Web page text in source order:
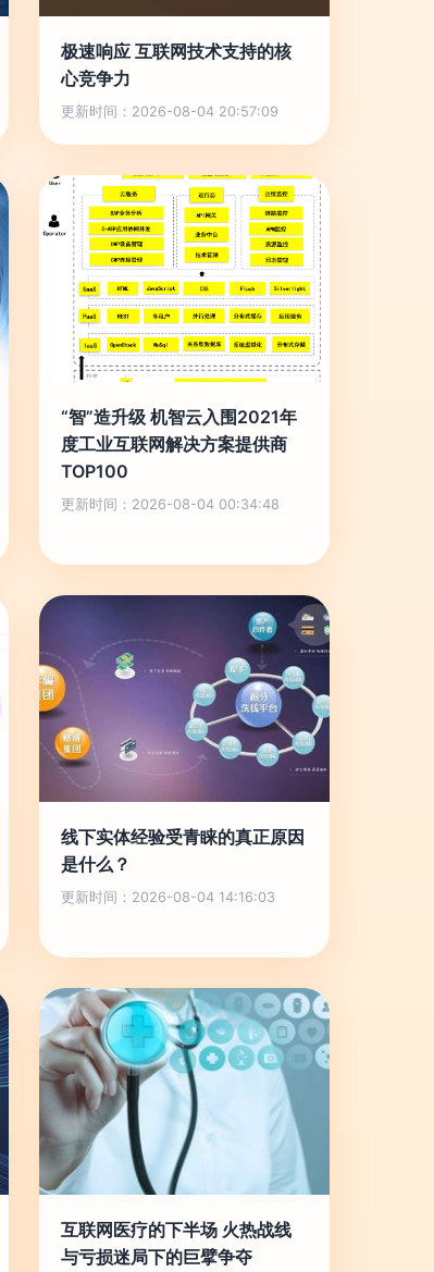
极速响应 互联网技术支持的核
心竞争力
更新时间：2026-08-04 20:57:09
“智”造升级 机智云入围2021年
度工业互联网解决方案提供商
TOP100
更新时间：2026-08-04 00:34:48
线下实体经验受青睐的真正原因
是什么？
更新时间：2026-08-04 14:16:03
互联网医疗的下半场 火热战线
与亏损迷局下的巨擘争夺